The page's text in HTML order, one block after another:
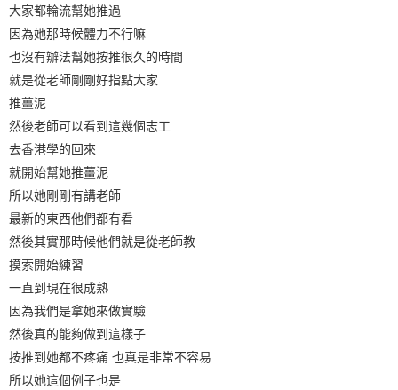
大家都輪流幫她推過
因為她那時候體力不行嘛
也沒有辦法幫她按推很久的時間
就是從老師剛剛好指點大家
推薑泥
然後老師可以看到這幾個志工
去香港學的回來
就開始幫她推薑泥
所以她剛剛有講老師
最新的東西他們都有看
然後其實那時候他們就是從老師教
摸索開始練習
一直到現在很成熟
因為我們是拿她來做實驗
然後真的能夠做到這樣子
按推到她都不疼痛 也真是非常不容易
所以她這個例子也是